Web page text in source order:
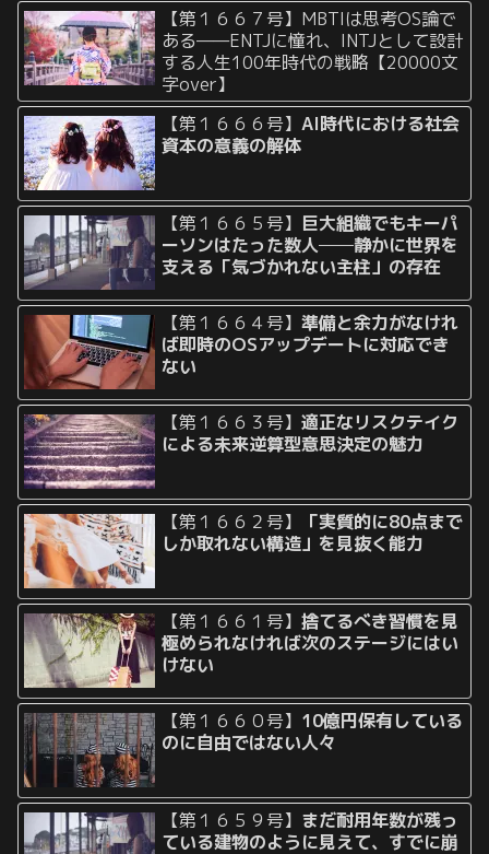
【第１６６７号】MBTIは思考OS論で
ある——ENTJに憧れ、INTJとして設計
する人生100年時代の戦略【20000文
字over】
【第１６６６号】AI時代における社会
資本の意義の解体
【第１６６５号】 巨大組織でもキーパ
ーソンはたった数人──静かに世界を
支える「気づかれない主柱」の存在
【第１６６４号】準備と余力がなけれ
ば即時のOSアップデートに対応でき
ない
【第１６６３号】適正なリスクテイク
による未来逆算型意思決定の魅力
【第１６６２号】
「実質的に80点まで
しか取れない構造」を見抜く能力
【第１６６１号】捨てるべき習慣を見
極められなければ次のステージにはい
けない
【第１６６０号】 10億円保有している
のに自由ではない人々
【第１６５９号】 まだ耐用年数が残っ
ている建物のように見えて、すでに崩